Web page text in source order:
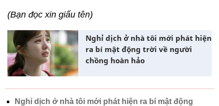
(Bạn đọc xin giấu tên)
Nghỉ dịch ở nhà tôi mới phát hiện
ra bí mật động trời về người
chồng hoàn hảo
Nghỉ dịch ở nhà tôi mới phát hiện ra bí mật động